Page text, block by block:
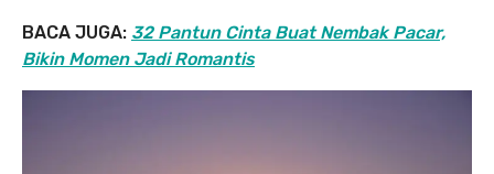
BACA JUGA: 32 Pantun Cinta Buat Nembak Pacar,
Bikin Momen Jadi Romantis